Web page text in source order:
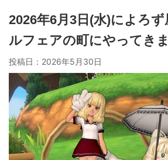
2026年6月3日(水)によろ
ルフェアの町にやってき
投稿日： 2026年5月30日